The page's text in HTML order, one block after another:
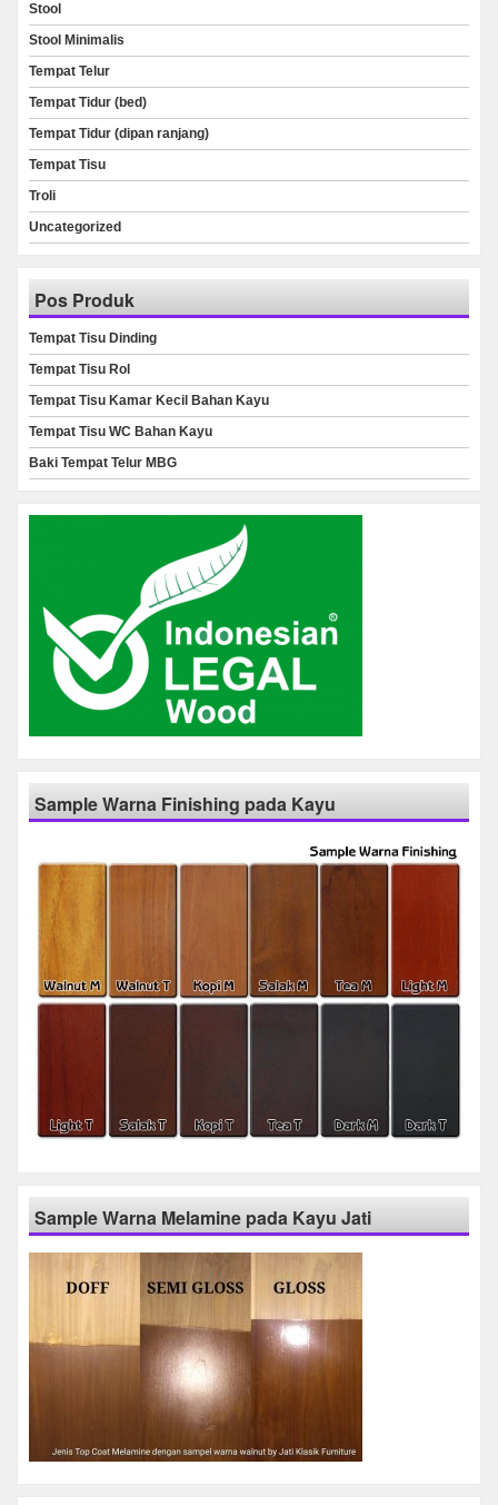
Stool
Stool Minimalis
Tempat Telur
Tempat Tidur (bed)
Tempat Tidur (dipan ranjang)
Tempat Tisu
Troli
Uncategorized
Pos Produk
Tempat Tisu Dinding
Tempat Tisu Rol
Tempat Tisu Kamar Kecil Bahan Kayu
Tempat Tisu WC Bahan Kayu
Baki Tempat Telur MBG
Sample Warna Finishing pada Kayu
Sample Warna Melamine pada Kayu Jati